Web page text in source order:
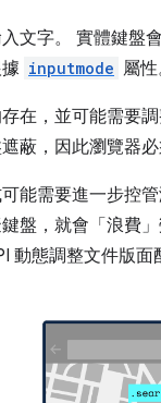
文字。 實體鍵盤
inputmode 屬
在，並可能需要
蔽，因此瀏覽器
能需要進一步控
盤，就會「浪費
動態調整文件版